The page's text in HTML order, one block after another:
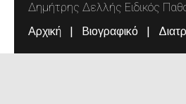
Δημήτρης Δελλής Ειδικός
Αρχική Βιογραφικό